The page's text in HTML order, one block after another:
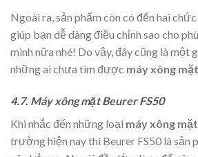
Ngoài ra, sản phẩm còn có đến hai
giúp bạn dễ dàng điều chỉnh sao cho
mình nữa nhé! Do vậy, đây cũng là một
những ai chưa tìm được máy xông
4.7. Máy xông mặt Beurer FS50
Khi nhắc đến những loại máy xông
trường hiện nay thì Beurer FS50 là sản